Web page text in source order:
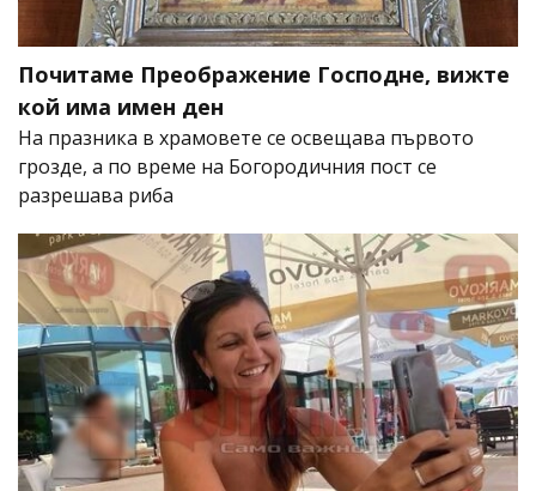
Почитаме Преображение Господне, вижте
кой има имен ден
На празника в храмовете се освещава първото
грозде, а по време на Богородичния пост се
разрешава риба